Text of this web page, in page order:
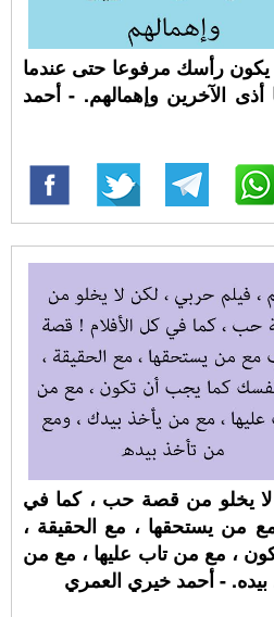
رأسك مرفوعا حتى عندما
الآخرين وإهمالهم. - أحمد
لا يخلو من قصة حب ، كما في
من يستحقها ، مع الحقيقة ،
، مع من تاب عليها ، مع من
- أحمد خيري العمري